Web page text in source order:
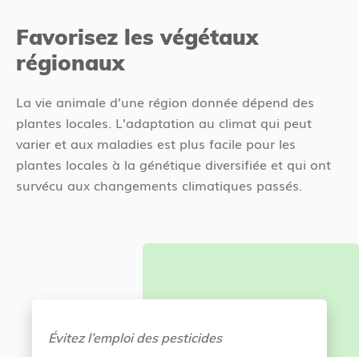
Favorisez les végétaux
régionaux
La vie animale d’une région donnée dépend des
plantes locales. L’adaptation au climat qui peut
varier et aux maladies est plus facile pour les
plantes locales à la génétique diversifiée et qui ont
survécu aux changements climatiques passés.
Évitez l’emploi des pesticides